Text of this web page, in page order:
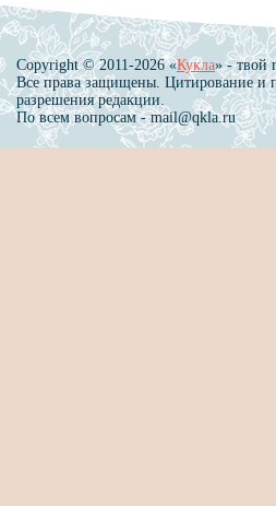
Copyright © 2011-2026 «Кукла» - твой
Все права защищены. Цитирование и
разрешения редакции.
По всем вопросам - mail@qkla.ru